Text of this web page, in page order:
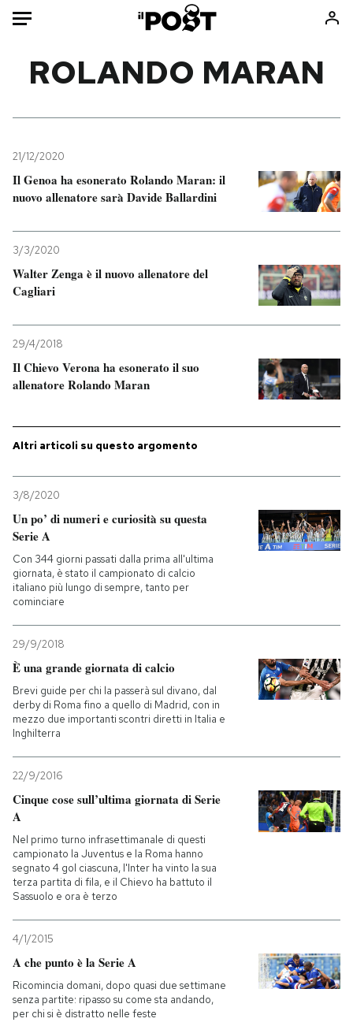
Mondo
Politica
Tecnologia
Scienza
Cultura
Economia
Consumismi
Storie/Idee
Europa
PODCAST
I MIEI PREFERITI
SHOP
CALENDARIO
AREA PERSONALE
Entra
ROLANDO MARAN
21/12/2020
Il Genoa ha esonerato Rolando Maran: il
nuovo allenatore sarà Davide Ballardini
3/3/2020
Walter Zenga è il nuovo allenatore del
Cagliari
29/4/2018
Il Chievo Verona ha esonerato il suo
allenatore Rolando Maran
Altri articoli su questo argomento
3/8/2020
Un po’ di numeri e curiosità su questa
Serie A
Con 344 giorni passati dalla prima all'ultima
giornata, è stato il campionato di calcio
italiano più lungo di sempre, tanto per
cominciare
29/9/2018
È una grande giornata di calcio
Brevi guide per chi la passerà sul divano, dal
derby di Roma fino a quello di Madrid, con in
mezzo due importanti scontri diretti in Italia e
Inghilterra
22/9/2016
Cinque cose sull’ultima giornata di Serie
A
Nel primo turno infrasettimanale di questi
campionato la Juventus e la Roma hanno
segnato 4 gol ciascuna, l'Inter ha vinto la sua
terza partita di fila, e il Chievo ha battuto il
Sassuolo e ora è terzo
4/1/2015
A che punto è la Serie A
Ricomincia domani, dopo quasi due settimane
senza partite: ripasso su come sta andando,
per chi si è distratto nelle feste